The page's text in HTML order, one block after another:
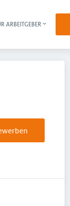
ARBEITGEBER